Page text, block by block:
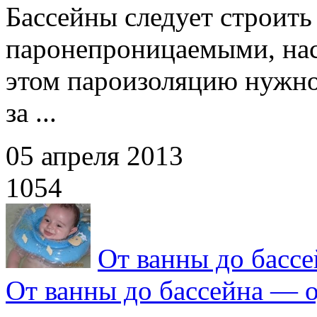
Бассейны следует
паронепроницаемыми,
этом пароизоляцию
за ...
05 апреля 2013
1054
От ванны до
От ванны до бассейна —